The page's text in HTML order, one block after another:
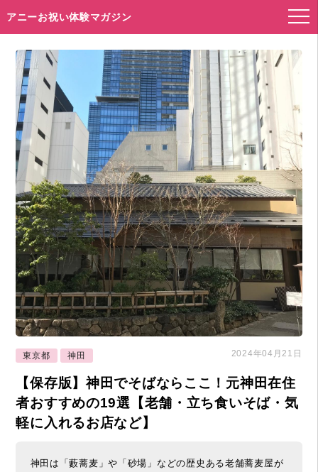
アニーお祝い体験マガジン
東京都 神田 2024年04月21日
【保存版】神田でそばならここ！元神田在住
者おすすめの19選【老舗・立ち食いそば・気
軽に入れるお店など】
神田は「藪蕎麦」や「砂場」などの歴史ある老舗蕎麦屋が